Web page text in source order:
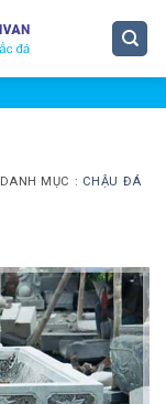
DANH MỤC : CHẬU ĐÁ